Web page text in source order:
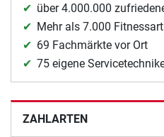
über 4.000.000
Mehr als 7.000
69 Fachmärkte vor Ort
75 eigene
ZAHLARTEN